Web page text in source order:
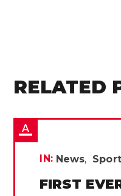
RELATED
IN: News
FIRST